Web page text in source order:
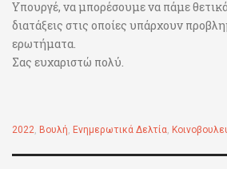
Υπουργέ, να μπορέσουμε να πάμε
διατάξεις στις οποίες υπάρχουν
ερωτήματα.
Σας ευχαριστώ πολύ.
2022, Βουλή, Ενημερωτικά Δελτία,